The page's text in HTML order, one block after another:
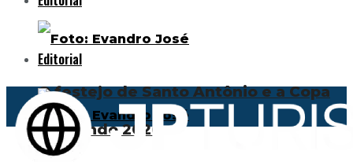
O festejo de Santo Antônio e a Copa
do Mundo 2026
Editorial